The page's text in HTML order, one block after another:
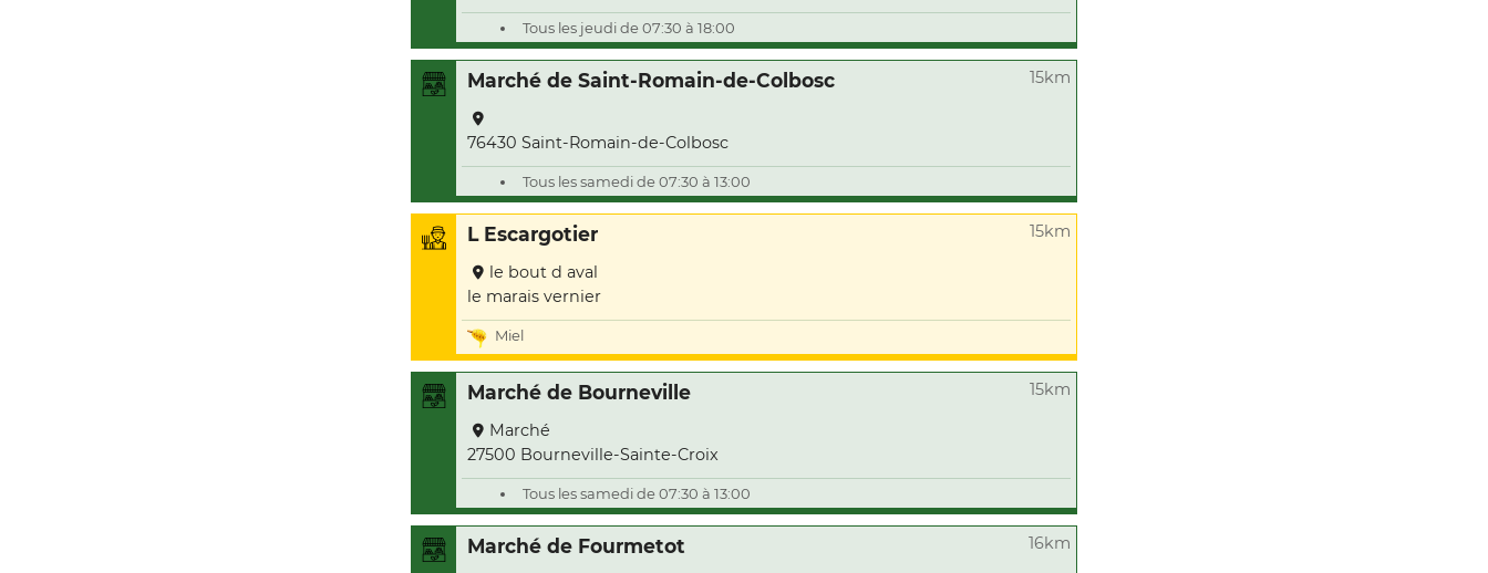
Tous les jeudi de 07:30 à 18:00
Marché de Saint-Romain-de-Colbosc 15km
76430 Saint-Romain-de-Colbosc
Tous les samedi de 07:30 à 13:00
L Escargotier 15km
le bout d aval
le marais vernier
Miel
Marché de Bourneville 15km
Marché
27500 Bourneville-Sainte-Croix
Tous les samedi de 07:30 à 13:00
Marché de Fourmetot 16km